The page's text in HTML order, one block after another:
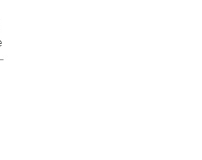
news/salesforce-hybrid-